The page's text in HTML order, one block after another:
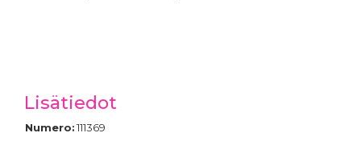
Lisätiedot
Numero:111369